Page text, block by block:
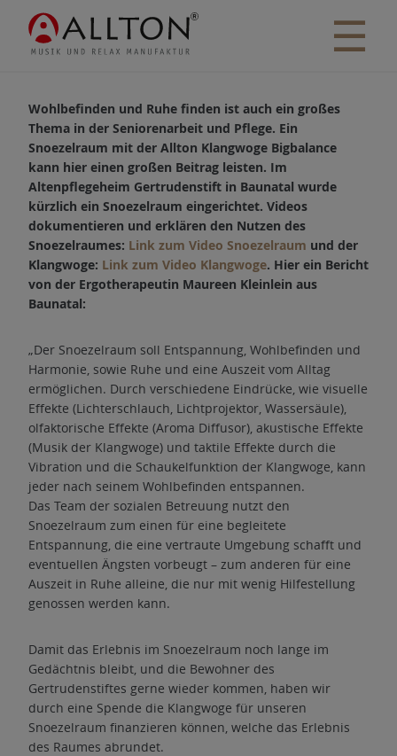
☰
Wohlbefinden und Ruhe finden ist auch ein großes
Thema in der Seniorenarbeit und Pflege. Ein
Snoezelraum mit der Allton Klangwoge Bigbalance
kann hier einen großen Beitrag leisten. Im
Altenpflegeheim Gertrudenstift in Baunatal wurde
kürzlich ein Snoezelraum eingerichtet. Videos
dokumentieren und erklären den Nutzen des
Snoezelraumes: Link zum Video Snoezelraum und der
Klangwoge: Link zum Video Klangwoge. Hier ein Bericht
von der Ergotherapeutin Maureen Kleinlein aus
Baunatal:
„Der Snoezelraum soll Entspannung, Wohlbefinden und
Harmonie, sowie Ruhe und eine Auszeit vom Alltag
ermöglichen. Durch verschiedene Eindrücke, wie visuelle
Effekte (Lichterschlauch, Lichtprojektor, Wassersäule),
olfaktorische Effekte (Aroma Diffusor), akustische Effekte
(Musik der Klangwoge) und taktile Effekte durch die
Vibration und die Schaukelfunktion der Klangwoge, kann
jeder nach seinem Wohlbefinden entspannen.
Das Team der sozialen Betreuung nutzt den
Snoezelraum zum einen für eine begleitete
Entspannung, die eine vertraute Umgebung schafft und
eventuellen Ängsten vorbeugt – zum anderen für eine
Auszeit in Ruhe alleine, die nur mit wenig Hilfestellung
genossen werden kann.
Damit das Erlebnis im Snoezelraum noch lange im
Gedächtnis bleibt, und die Bewohner des
Gertrudenstiftes gerne wieder kommen, haben wir
durch eine Spende die Klangwoge für unseren
Snoezelraum finanzieren können, welche das Erlebnis
des Raumes abrundet.